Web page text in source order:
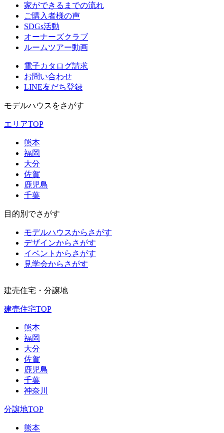
家ができるまでの流れ
ご購入者様の声
SDGs活動
オーナーズクラブ
ルームツアー動画
電子カタログ請求
お問い合わせ
LINE友だち登録
モデルハウスをさがす
エリアTOP
熊本
福岡
大分
佐賀
鹿児島
千葉
目的別でさがす
モデルハウスからさがす
デザインからさがす
イベントからさがす
見学会からさがす
建売住宅・分譲地
建売住宅TOP
熊本
福岡
大分
佐賀
鹿児島
千葉
神奈川
分譲地TOP
熊本